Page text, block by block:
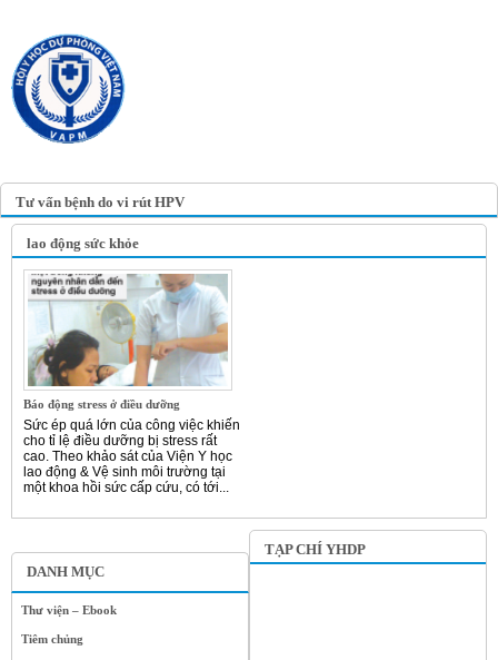
Tư vấn bệnh do vi rút HPV
DANH MỤC
Thư viện – Ebook
Tiêm chủng
lao động sức khỏe
Báo động stress ở điều dưỡng
Sức ép quá lớn của công việc khiến
cho tỉ lệ điều dưỡng bị stress rất
cao. Theo khảo sát của Viện Y học
lao động & Vệ sinh môi trường tại
một khoa hồi sức cấp cứu, có tới...
TẠP CHÍ YHDP